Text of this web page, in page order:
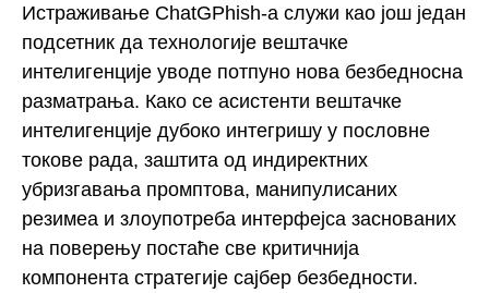
Истраживање ChatGPhish-а служи као још један
подсетник да технологије вештачке
интелигенције уводе потпуно нова безбедносна
разматрања. Како се асистенти вештачке
интелигенције дубоко интегришу у пословне
токове рада, заштита од индиректних
убризгавања промптова, манипулисаних
резимеа и злоупотреба интерфејса заснованих
на поверењу постаће све критичнија
компонента стратегије сајбер безбедности.